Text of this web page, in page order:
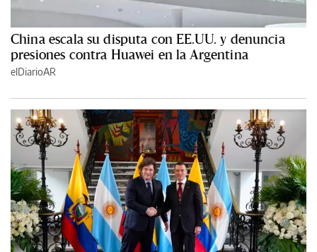
China escala su disputa con EE.UU. y denuncia
presiones contra Huawei en la Argentina
elDiarioAR